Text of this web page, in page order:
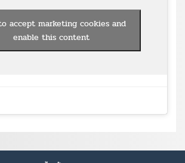
accept marketing cookies and
enable this content